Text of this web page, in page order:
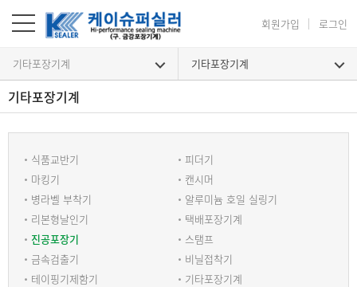
회원가입 로그인
기타포장기계 기타포장기계
기타포장기계
기타포장기계
식품교반기
피더기
마킹기
캔시머
병라벨 부착기
알루미늄 호일 실링기
리본형날인기
택배포장기계
진공포장기
스탬프
금속검출기
비닐접착기
테이핑기제함기
기타포장기계